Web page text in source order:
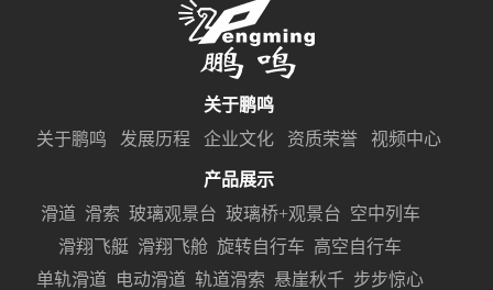
关于鹏鸣
关于鹏鸣
发展历程 企业文化 资质荣誉 视频中心
产品展示
滑道 滑索 玻璃观景台 玻璃桥+观景台 空中列车
滑翔飞艇 滑翔飞舱 旋转自行车 高空自行车
单轨滑道
电动滑道 轨道滑索 悬崖秋千 步步惊心